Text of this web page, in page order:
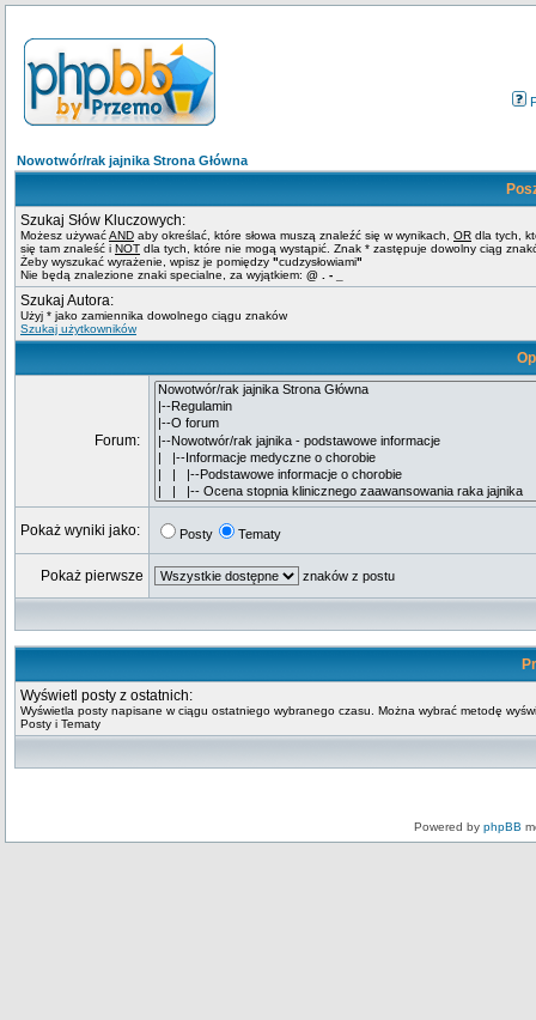
Nowotwór/rak jajnika Strona Główna
Szukaj Słów Kluczowych:
Możesz używaćAND aby określać, które słowa muszą znaleźć się w wynikach, OR dla tych,
się tam znaleść i NOT dla tych, które nie mogą wystąpić. Znak * zastępuje dowolny ciąg
Żeby wyszukać wyrażenie, wpisz je pomiędzy "cudzysłowiami"
Nie będą znalezione znaki specialne, za wyjątkiem: @ . - _
Szukaj Autora:
Użyj * jako zamiennika dowolnego ciągu znaków
Szukaj użytkowników
Forum:
Pokaż wyniki jako: Posty Tematy
Pokaż pierwsze znaków z postu
Wyświetl posty z ostatnich:
Wyświetla posty napisane w ciągu ostatniego wybranego czasu. Można wybrać metodę
Posty i Tematy
Powered by phpBB